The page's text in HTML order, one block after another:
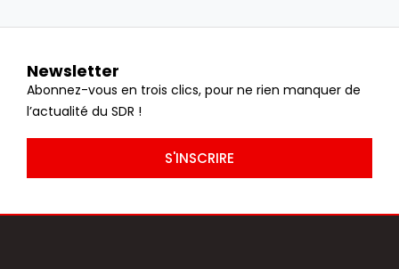
Newsletter
Abonnez-vous en trois clics, pour ne rien manquer de
l’actualité du SDR !
S'INSCRIRE